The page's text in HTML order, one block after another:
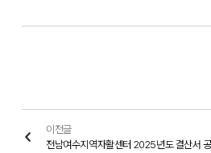
이전글
전남여수지역자활센터 2025년도 결산서